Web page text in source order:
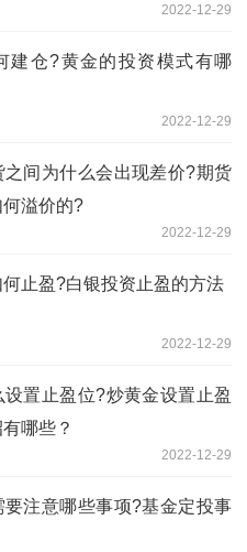
2022-12-29
建仓?黄金的投资模式有哪
2022-12-29
之间为什么会出现差价?期货
溢价的?
2022-12-29
止盈?白银投资止盈的方法
2022-12-29
设置止盈位?炒黄金设置止盈
哪些？
2022-12-29
要注意哪些事项?基金定投事